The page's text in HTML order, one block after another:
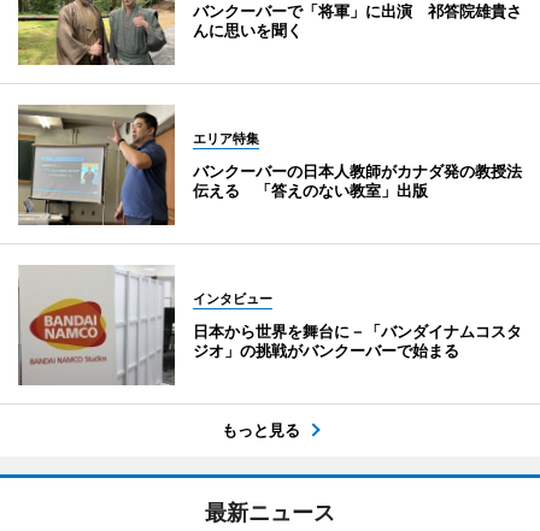
バンクーバーで「将軍」に出演 祁答院雄貴さ
んに思いを聞く
エリア特集
バンクーバーの日本人教師がカナダ発の教授法
伝える 「答えのない教室」出版
インタビュー
日本から世界を舞台に－「バンダイナムコスタ
ジオ」の挑戦がバンクーバーで始まる
もっと見る
最新ニュース